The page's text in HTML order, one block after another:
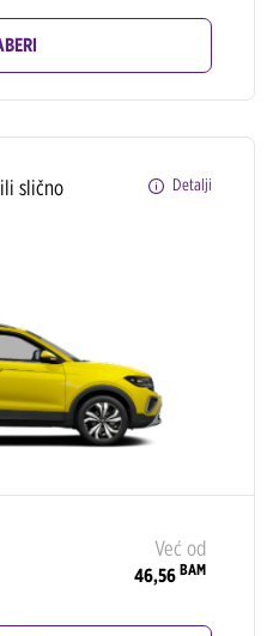
ili slično
Detalji
Već od
46,56 BAM